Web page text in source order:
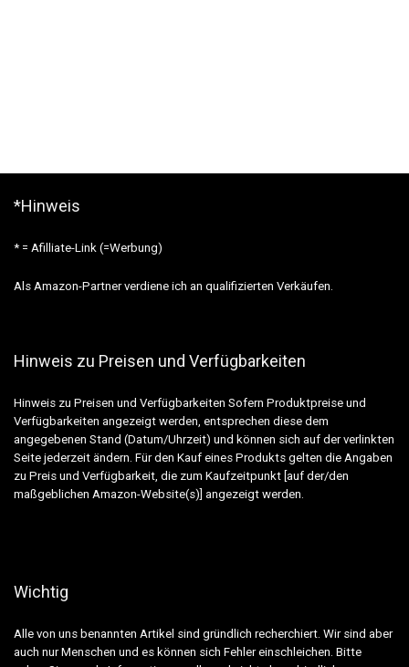
*Hinweis
* = Afilliate-Link (=Werbung)
Als Amazon-Partner verdiene ich an qualifizierten Verkäufen.
Hinweis zu Preisen und Verfügbarkeiten
Hinweis zu Preisen und Verfügbarkeiten Sofern Produktpreise und
Verfügbarkeiten angezeigt werden, entsprechen diese dem
angegebenen Stand (Datum/Uhrzeit) und können sich auf der verlinkten
Seite jederzeit ändern. Für den Kauf eines Produkts gelten die Angaben
zu Preis und Verfügbarkeit, die zum Kaufzeitpunkt [auf der/den
maßgeblichen Amazon-Website(s)] angezeigt werden.
Wichtig
Alle von uns benannten Artikel sind gründlich recherchiert. Wir sind aber
auch nur Menschen und es können sich Fehler einschleichen. Bitte